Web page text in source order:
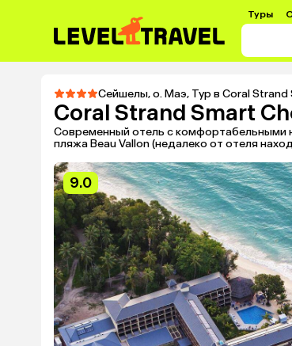
Туры
Сейшелы,о. Маэ, Тур в Coral
Coral Strand Smart
Современный отель с комфортабельными
пляжа Beau Vallon (недалеко от отеля
9.0